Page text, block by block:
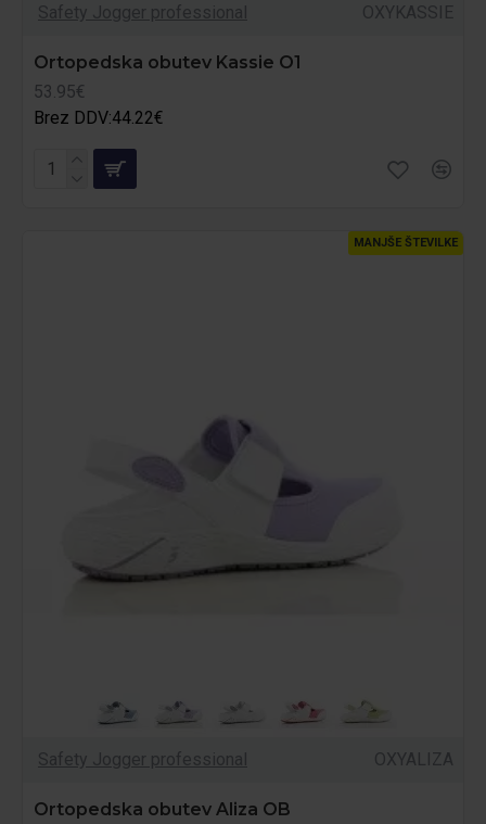
Safety Jogger professional OXYKASSIE
Ortopedska obutev Kassie O1
53.95€
Brez DDV:44.22€
MANJŠE ŠTEVILKE
Safety Jogger professional OXYALIZA
Ortopedska obutev Aliza OB